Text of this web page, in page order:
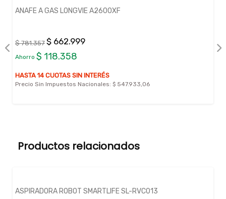
ANAFE A GAS LONGVIE A2600XF
$ 781.357 $ 662.999
Ahorro $ 118.358
HASTA 14 CUOTAS SIN INTERÉS
Precio Sin Impuestos Nacionales: $ 547.933,06
Productos relacionados
ASPIRADORA ROBOT SMARTLIFE SL-RVC013